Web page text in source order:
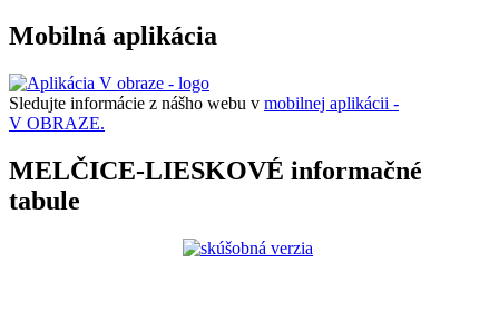
Mobilná aplikácia
Sledujte informácie z nášho webu v mobilnej aplikácii -
V OBRAZE.
MELČICE-LIESKOVÉ informačné
tabule